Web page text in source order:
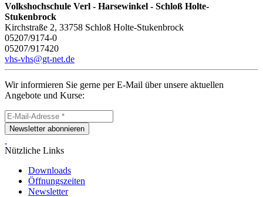
Volkshochschule Verl - Harsewinkel - Schloß Holte-
Stukenbrock
Kirchstraße 2, 33758 Schloß Holte-Stukenbrock
05207/9174-0
05207/917420
vhs-vhs@gt-net.de
Wir informieren Sie gerne per E-Mail über unsere aktuellen
Angebote und Kurse:
Newsletter abonnieren
Nützliche Links
Downloads
Öffnungszeiten
Newsletter